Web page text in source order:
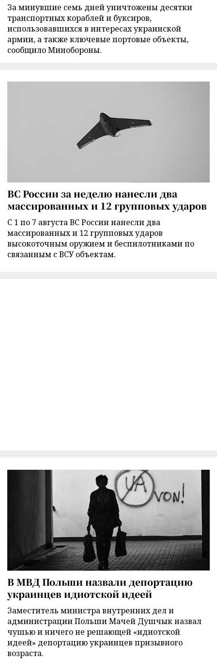
За минувшие семь дней уничтожены десятки
транспортных кораблей и буксиров,
использовавшихся в интересах украинской
армии, а также ключевые портовые объекты,
сообщило Минобороны.
ВС России за неделю нанесли два
массированных и 12 групповых ударов
С 1 по 7 августа ВС России нанесли два
массированных и 12 групповых ударов
высокоточным оружием и беспилотниками по
связанным с ВСУ объектам.
В МВД Польши назвали депортацию
украинцев идиотской идеей
Заместитель министра внутренних дел и
администрации Польши Мачей Душчык назвал
чушью и ничего не решающей «идиотской
идеей» депортацию украинцев призывного
возраста.